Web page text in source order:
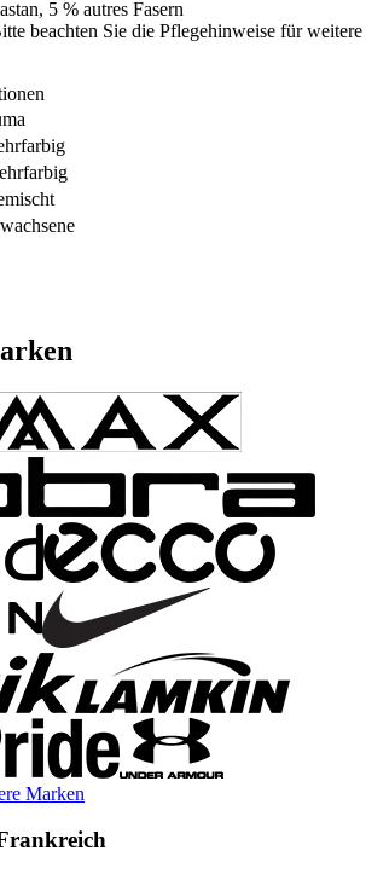
5 % autres Fasern
beachten Sie die Pflegehinweise für weitere
Marken